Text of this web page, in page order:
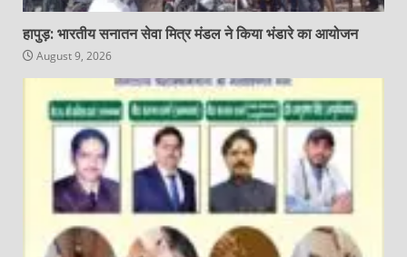
हापुड़: भारतीय सनातन सेवा मित्र मंडल ने किया भंडारे का आयोजन
August 9, 2026